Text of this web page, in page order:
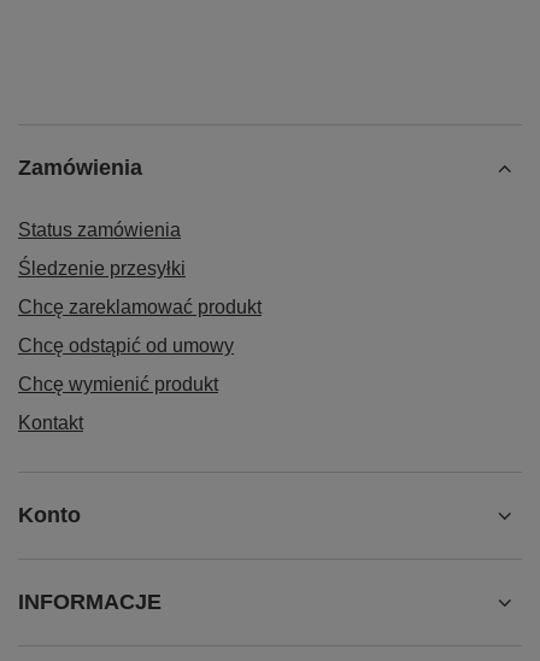
Zamówienia
Status zamówienia
Śledzenie przesyłki
Chcę zareklamować produkt
Chcę odstąpić od umowy
Chcę wymienić produkt
Kontakt
Konto
INFORMACJE